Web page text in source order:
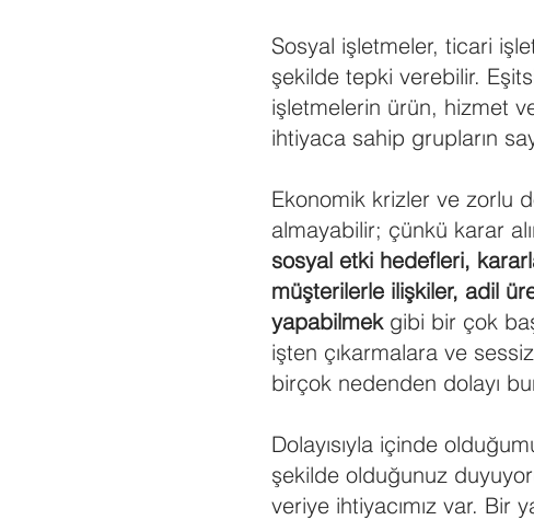
Sosyal işletmeler, ticari
şekilde tepki verebilir.
işletmelerin ürün, hizmet
ihtiyaca sahip grupların
Ekonomik krizler ve zorlu
almayabilir; çünkü karar
sosyal etki hedefleri,
müşterilerle ilişkiler, adil
yapabilmekgibi bir çok
işten çıkarmalara ve
birçok nedenden dolayı
Dolayısıyla içinde
şekilde olduğunuz
veriye ihtiyacımız var. Bir